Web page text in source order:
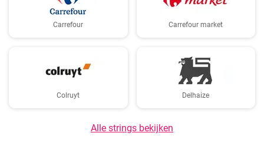
Carrefour Carrefour market
Colruyt Delhaize
Alle strings bekijken